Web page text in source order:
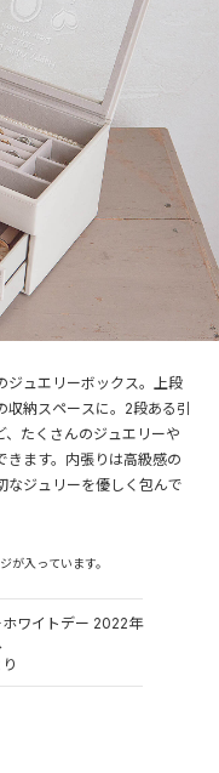
ジュエリーボックス。上段
納スペースに。2段ある引
たくさんのジュエリーや
きます。内張りは高級感の
なジュリーを優しく包んで
が入っています。
ワイトデー 2022年